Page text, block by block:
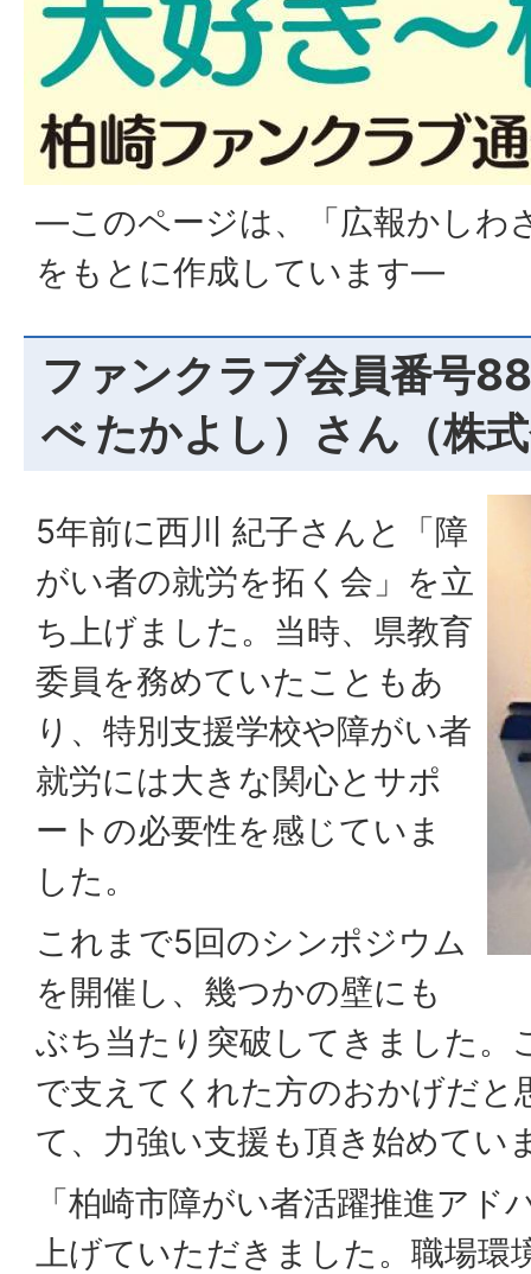
―このページは、「広報かしわ
をもとに作成しています―
ファンクラブ会員番号
べ たかよし）さん（株
5年前に西川 紀子さんと「障
がい者の就労を拓く会」を立
ち上げました。当時、県教育
委員を務めていたこともあ
り、特別支援学校や障がい者
就労には大きな関心とサポ
ートの必要性を感じていま
した。
これまで5回のシンポジウム
を開催し、幾つかの壁にも
ぶち当たり突破してきました。
で支えてくれた方のおかげだと
て、力強い支援も頂き始めてい
「柏崎市障がい者活躍推進アド
上げていただきました。職場環